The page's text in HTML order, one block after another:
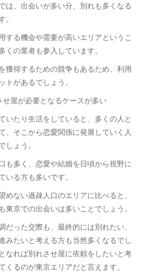
は、出会いが多い分、別れも多くなる
する機会や需要が高いエリアというこ
くの業者も参入しています。
獲得するための競争もあるため、利用
トがあるでしょう。
せ屋が必要となるケースが多い
いたり生活をしていると、多くの人と
、そこから恋愛関係に発展していく人
しょう。
も多く、恋愛や結婚を日頃から視野に
いる方も多いです。
めない過疎人口のエリアに比べると、
東京での出会いは多いことでしょう。
だった交際も、最終的には別れたい、
みたいと考える方も当然多くなるでし
なれば別れさせ屋に依頼をしたいと考
くるのが東京エリアだと言えます。